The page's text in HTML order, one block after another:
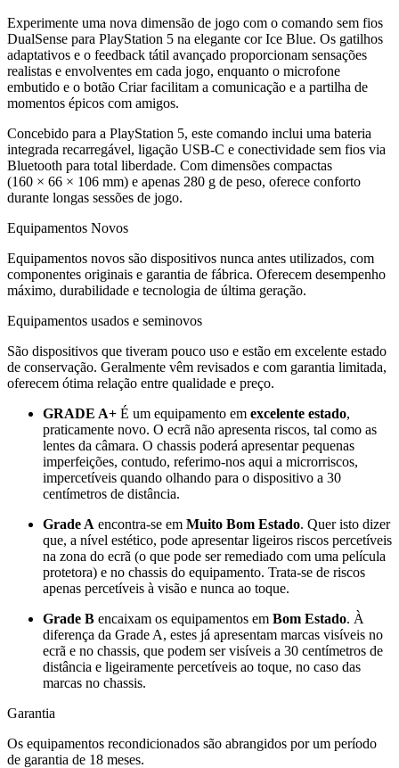
Experimente uma nova dimensão de jogo com o comando sem fios
DualSense para PlayStation 5 na elegante cor Ice Blue. Os gatilhos
adaptativos e o feedback tátil avançado proporcionam sensações
realistas e envolventes em cada jogo, enquanto o microfone
embutido e o botão Criar facilitam a comunicação e a partilha de
momentos épicos com amigos.
Concebido para a PlayStation 5, este comando inclui uma bateria
integrada recarregável, ligação USB‑C e conectividade sem fios via
Bluetooth para total liberdade. Com dimensões compactas
(160 × 66 × 106 mm) e apenas 280 g de peso, oferece conforto
durante longas sessões de jogo.
Equipamentos Novos
Equipamentos novos são dispositivos nunca antes utilizados, com
componentes originais e garantia de fábrica. Oferecem desempenho
máximo, durabilidade e tecnologia de última geração.
Equipamentos usados e seminovos
São dispositivos que tiveram pouco uso e estão em excelente estado
de conservação. Geralmente vêm revisados e com garantia limitada,
oferecem ótima relação entre qualidade e preço.
GRADE A+ É um equipamento em excelente estado,
praticamente novo. O ecrã não apresenta riscos, tal como as
lentes da câmara. O chassis poderá apresentar pequenas
imperfeições, contudo, referimo-nos aqui a microrriscos,
impercetíveis quando olhando para o dispositivo a 30
centímetros de distância.
Grade A encontra-se em Muito Bom Estado. Quer isto dizer
que, a nível estético, pode apresentar ligeiros riscos percetíveis
na zona do ecrã (o que pode ser remediado com uma película
protetora) e no chassis do equipamento. Trata-se de riscos
apenas percetíveis à visão e nunca ao toque.
Grade B encaixam os equipamentos em Bom Estado. À
diferença da Grade A, estes já apresentam marcas visíveis no
ecrã e no chassis, que podem ser visíveis a 30 centímetros de
distância e ligeiramente percetíveis ao toque, no caso das
marcas no chassis.
Garantia
Os equipamentos recondicionados são abrangidos por um período
de garantia de 18 meses.